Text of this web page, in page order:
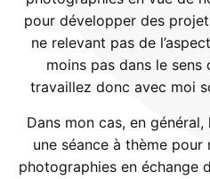
pour développer des
ne relevant pas de
moins pas dans le
travaillez donc avec moi
Dans mon cas, en
une séance à thème pour
photographies en échange